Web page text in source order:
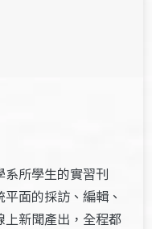
系所學生的實習刊
面的採訪、編輯、
新聞產出，全程都